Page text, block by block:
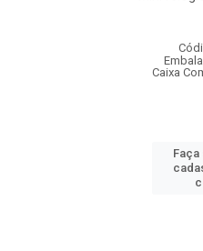
Caixa
Faça